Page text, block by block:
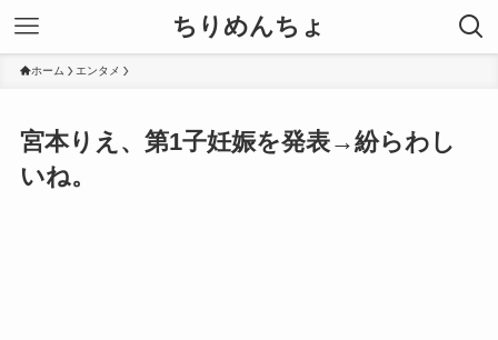
ちりめんちょ
ホーム エンタメ
宮本りえ、第1子妊娠を発表→紛らわし
いね。